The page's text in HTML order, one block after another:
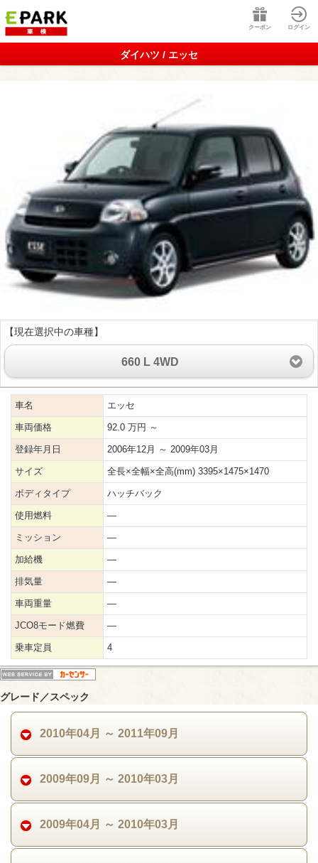
クーポン ログイン
ダイハツ / エッセ
【現在選択中の車種】
660 L 4WD
車名 エッセ
車両価格 92.0 万円 ～
登録年月日 2006年12月 ～ 2009年03月
サイズ 全長×全幅×全高(mm) 3395×1475×1470
ボディタイプ ハッチバック
使用燃料 ―
ミッション ―
加給機 ―
排気量 ―
車両重量 ―
JCO8モード燃費 ―
乗車定員 4
グレード／スペック
2010年04月 ～ 2011年09月
2009年09月 ～ 2010年03月
2009年04月 ～ 2010年03月